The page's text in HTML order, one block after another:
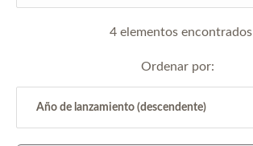
4 elementos encontrados
Ordenar por: